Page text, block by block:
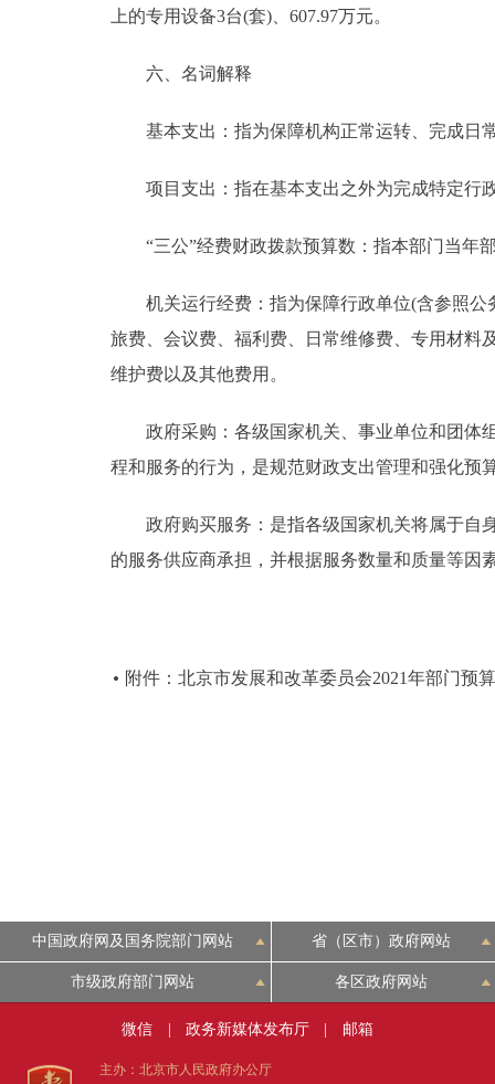
上的专用设备3台(套)、607.97万元。
六、名词解释
基本支出：指为保障机构正常运转、完成日
项目支出：指在基本支出之外为完成特定行
“三公”经费财政拨款预算数：指本部门当年部
机关运行经费：指为保障行政单位(含参照公
旅费、会议费、福利费、日常维修费、专用材料
维护费以及其他费用。
政府采购：各级国家机关、事业单位和团体组
程和服务的行为，是规范财政支出管理和强化预
政府购买服务：是指各级国家机关将属于自身
的服务供应商承担，并根据服务数量和质量等因
附件：北京市发展和改革委员会2021年部门预
中国政府网及国务院部门网站 省（区市）政府网站
市级政府部门网站 各区政府网站
微信 政务新媒体发布厅 邮箱
主办：北京市人民政府办公厅